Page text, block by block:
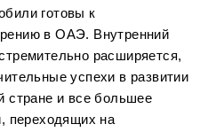
готовы к
в ОАЭ. Внутренний
расширяется,
успехи в развитии
стране и все большее
переходящих на